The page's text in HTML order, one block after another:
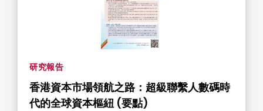
研究報告
香港資本市場領航之路：超級聯繫人數碼時
代的全球資本樞紐 (要點)